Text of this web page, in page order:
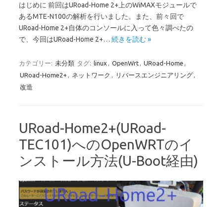
はじめに 前回はURoad-Home 2+上のWiMAXモジュールで
あるMTE-N100の解析を行いました。また、前々回で
URoad-Home 2+自体のコンソールに入って色々調べたの
で、今回はURoad-Home 2+… 続きを読む »
カテゴリー: 未分類 タグ: linux , OpenWrt, URoad-Home ,
URoad-Home2+ , ネットワーク , リバースエンジニアリング,
改造
URoad-Home2+(URoad-
TEC101)へのOpenWRTのイ
ンストール方法(U-Boot経由)